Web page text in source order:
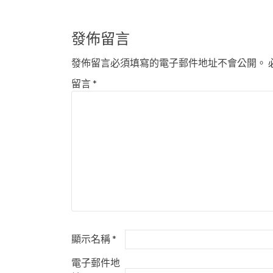
覽
發佈留言
發佈留言必須填寫的電子郵件地址不會公開。
留言*
顯示名稱*
電子郵件地